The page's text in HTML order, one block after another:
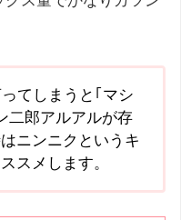
てしまうと｢マシ
二郎アルアルが存
ニンニクというキ
スメします。